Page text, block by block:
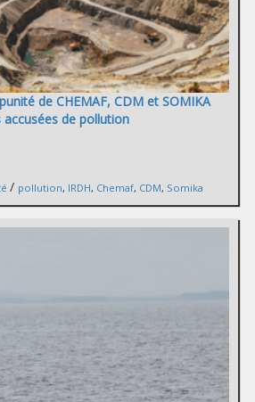
de CHEMAF, CDM et SOMIKA
de pollution
/ pollution, IRDH, Chemaf, CDM, Somika